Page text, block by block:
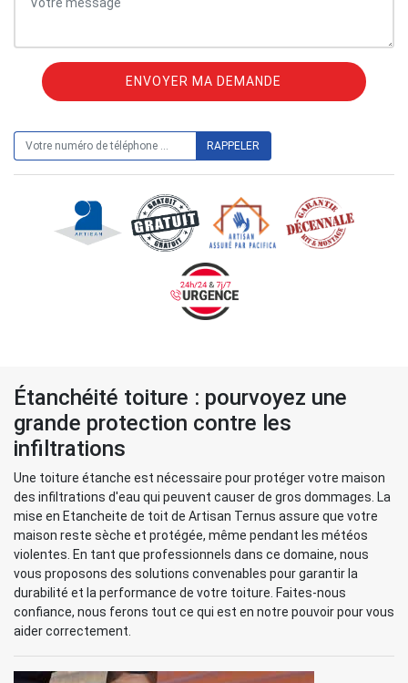
Étanchéité toiture : pourvoyez une
grande protection contre les
infiltrations
Une toiture étanche est nécessaire pour protéger votre maison
des infiltrations d'eau qui peuvent causer de gros dommages. La
mise en Etancheite de toit de Artisan Ternus assure que votre
maison reste sèche et protégée, même pendant les météos
violentes. En tant que professionnels dans ce domaine, nous
vous proposons des solutions convenables pour garantir la
durabilité et la performance de votre toiture. Faites-nous
confiance, nous ferons tout ce qui est en notre pouvoir pour vous
aider correctement.